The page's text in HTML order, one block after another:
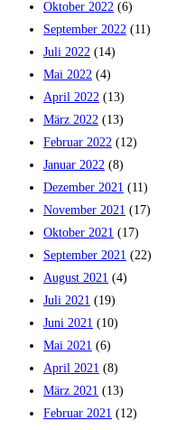
Oktober 2022 (6)
September 2022 (11)
Juli 2022 (14)
Mai 2022 (4)
April 2022 (13)
März 2022 (13)
Februar 2022 (12)
Januar 2022 (8)
Dezember 2021 (11)
November 2021 (17)
Oktober 2021 (17)
September 2021 (22)
August 2021 (4)
Juli 2021 (19)
Juni 2021 (10)
Mai 2021 (6)
April 2021 (8)
März 2021 (13)
Februar 2021 (12)